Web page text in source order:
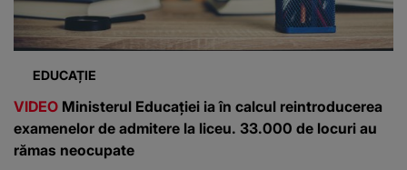
EDUCAȚIE
VIDEO Ministerul Educației ia în calcul reintroducerea
examenelor de admitere la liceu. 33.000 de locuri au
rămas neocupate